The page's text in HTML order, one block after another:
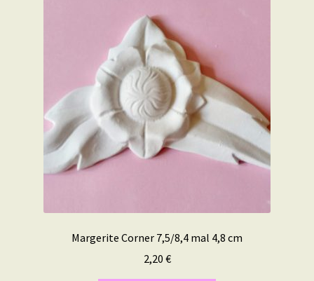
Margerite Corner 7,5/8,4 mal 4,8 cm
2,20 €